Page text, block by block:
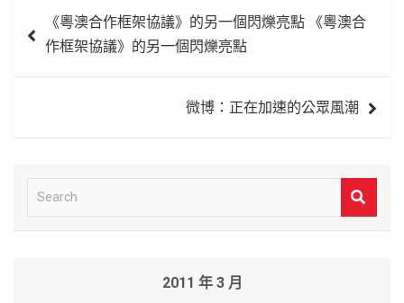
章
《粵澳合作框架協議》的另一個閃爍亮點 《粵澳合
作框架協議》的另一個閃爍亮點
微博：正在加速的公眾風潮
e
2011 年 3 月